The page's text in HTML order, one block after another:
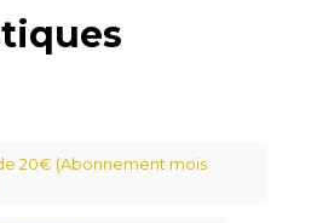
20€ (Abonnement mois